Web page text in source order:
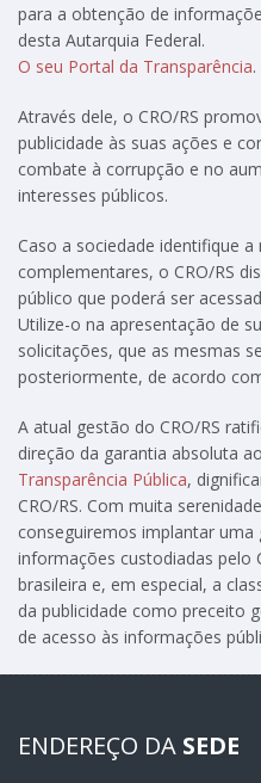
para a obtenção de
desta Autarquia Federal.
O seu Portal da Transparência.
Através dele, o CRO/RS
publicidade às suas ações e
combate à corrupção e no
interesses públicos.
Caso a sociedade identifique
complementares, o CRO/RS
público que poderá ser
Utilize-o na apresentação de
solicitações, que as mesmas
posteriormente, de acordo
A atual gestão do CRO/RS
direção da garantia absoluta
Transparência Pública,
CRO/RS. Com muita
conseguiremos implantar
informações custodiadas pelo
brasileira e, em especial, a
da publicidade como preceito
de acesso às informações
ENDEREÇO DA SEDE